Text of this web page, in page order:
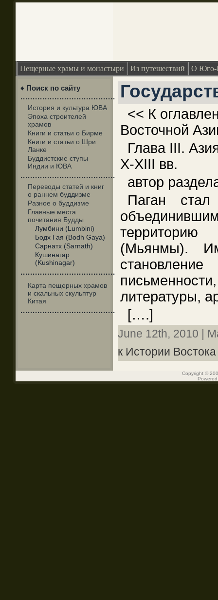
Пещерные храмы и монастыри Из путешествий О Юго-
♦ Поиск по сайту
·······································
История и культура ЮВА
Эпоха строителей
храмов
Книги и статьи о Бирме
Книги и статьи о Шри
Ланке
Буддистские ступы
Индии и ЮВА
·······································
Переводы статей и книг
о раннем буддизме
Разное о буддизме
Главные места
почитания Будды
Лумбини (Lumbini)
Бодх Гая (Bodh Gaya)
Сарнатх (Sarnath)
Кушинагар
(Kushinagar)
·······································
Карта пещерных храмов
и скальных скульптур
Китая
·······································
<< К
Восточной
Глава III.
X-XIII вв.
автор
Паган стал
(Мьянмы).
литературы,
[….]
June 12th, 2010 |
к Истории
Copyright ©